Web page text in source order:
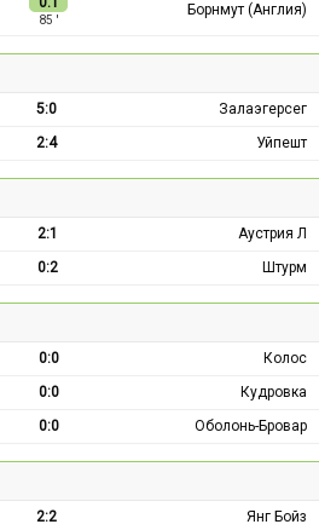
85 ′
Борнмут (Англия)
5:0
Залаэгерсег
2:4 Уйпешт
2:1
Аустрия Л
0:2 Штурм
0:0
Колос
0:0
Кудровка
0:0 Оболонь-Бровар
2:2 Янг Бойз